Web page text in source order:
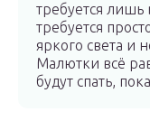
требуется лишь
требуется
яркого света и
Малютки всё
будут спать,